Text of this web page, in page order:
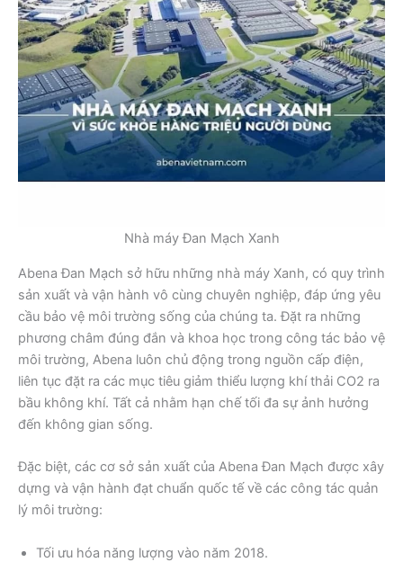
Nhà máy Đan Mạch Xanh
Abena Đan Mạch sở hữu những nhà máy Xanh, có quy trình
sản xuất và vận hành vô cùng chuyên nghiệp, đáp ứng yêu
cầu bảo vệ môi trường sống của chúng ta. Đặt ra những
phương châm đúng đắn và khoa học trong công tác bảo vệ
môi trường, Abena luôn chủ động trong nguồn cấp điện,
liên tục đặt ra các mục tiêu giảm thiểu lượng khí thải CO2 ra
bầu không khí. Tất cả nhằm hạn chế tối đa sự ảnh hưởng
đến không gian sống.
Đặc biệt, các cơ sở sản xuất của Abena Đan Mạch được xây
dựng và vận hành đạt chuẩn quốc tế về các công tác quản
lý môi trường:
Tối ưu hóa năng lượng vào năm 2018.